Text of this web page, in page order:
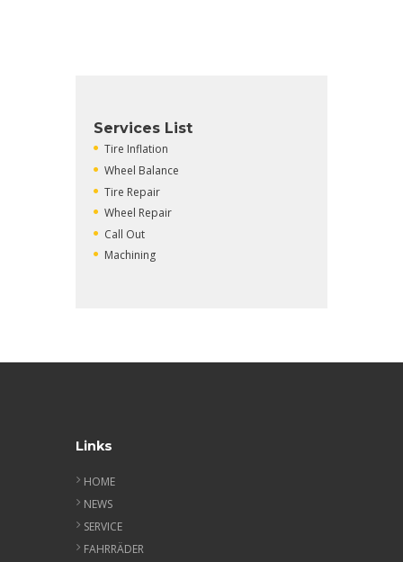
Services List
Tire Inflation
Wheel Balance
Tire Repair
Wheel Repair
Call Out
Machining
Links
HOME
NEWS
SERVICE
FAHRRÄDER